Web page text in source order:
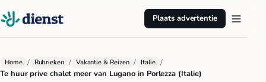
Plaats advertentie
Home / Rubrieken / Vakantie & Reizen / Italie /
Te huur prive chalet meer van Lugano in Porlezza (Italie)